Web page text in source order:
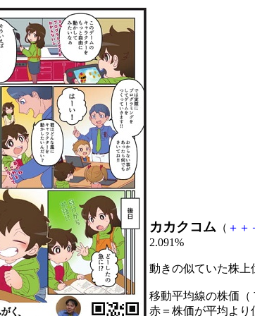
カカクコム （ ＋ ＋
2.091%
動きの似ていた株上
移動平均線の株価（
赤＝株価が平均より